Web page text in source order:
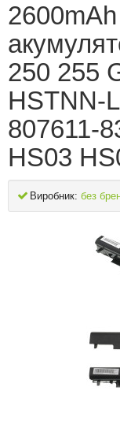
250 255
HSTNN-
807611-
HS03
Виробник: без